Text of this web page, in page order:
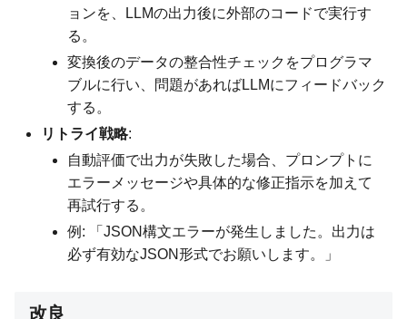
ョンを、LLMの出力後に外部のコードで実行す
る。
変換後のデータの整合性チェックをプログラマ
ブルに行い、問題があればLLMにフィードバック
する。
リトライ戦略:
自動評価で出力が失敗した場合、プロンプトに
エラーメッセージや具体的な修正指示を加えて
再試行する。
例: 「JSON構文エラーが発生しました。出力は
必ず有効なJSON形式でお願いします。」
改良